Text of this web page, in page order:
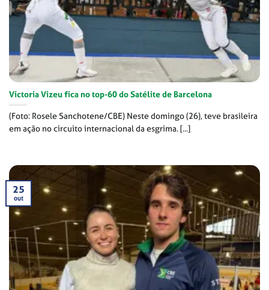
Victoria Vizeu fica no top-60 do Satélite de Barcelona
(Foto: Rosele Sanchotene/CBE) Neste domingo (26), teve brasileira
em ação no circuito internacional da esgrima. [...]
25
out